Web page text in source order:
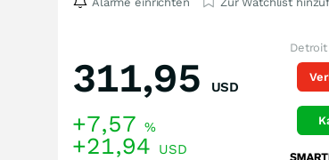
311,95 USD
+7,57 %
+21,94 USD